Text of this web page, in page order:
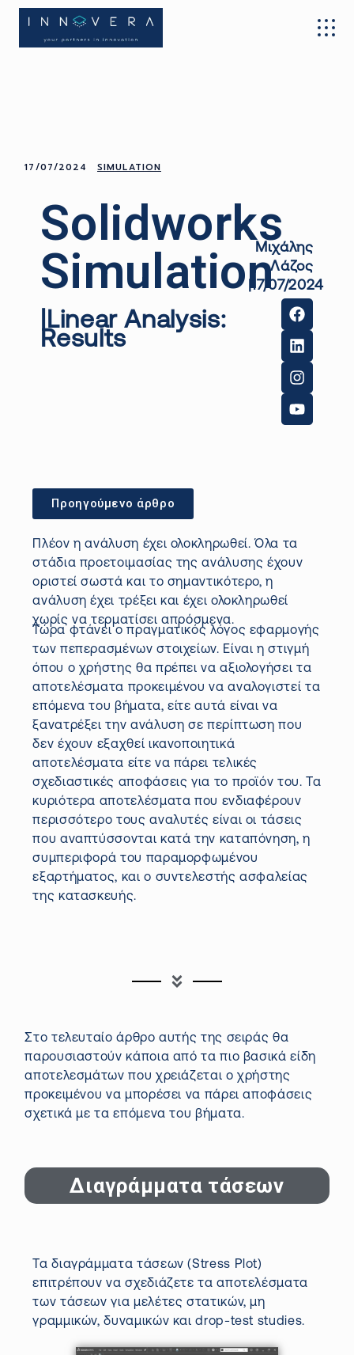
17/07/2024 SIMULATION
Solidworks
Simulation
|Linear Analysis:
Results
Μιχάλης
Λάζος
|17/07/2024
Προηγούμενο άρθρο
Πλέον η ανάλυση έχει ολοκληρωθεί. Όλα τα
στάδια προετοιμασίας της ανάλυσης έχουν
οριστεί σωστά και το σημαντικότερο, η
ανάλυση έχει τρέξει και έχει ολοκληρωθεί
χωρίς να τερματίσει απρόσμενα.
Τώρα φτάνει ο πραγματικός λόγος εφαρμογής
των πεπερασμένων στοιχείων. Είναι η στιγμή
όπου ο χρήστης θα πρέπει να αξιολογήσει τα
αποτελέσματα προκειμένου να αναλογιστεί τα
επόμενα του βήματα, είτε αυτά είναι να
ξανατρέξει την ανάλυση σε περίπτωση που
δεν έχουν εξαχθεί ικανοποιητικά
αποτελέσματα είτε να πάρει τελικές
σχεδιαστικές αποφάσεις για το προϊόν του. Τα
κυριότερα αποτελέσματα που ενδιαφέρουν
περισσότερο τους αναλυτές είναι οι τάσεις
που αναπτύσσονται κατά την καταπόνηση, η
συμπεριφορά του παραμορφωμένου
εξαρτήματος, και ο συντελεστής ασφαλείας
της κατασκευής.
Στο τελευταίο άρθρο αυτής της σειράς θα
παρουσιαστούν κάποια από τα πιο βασικά είδη
αποτελεσμάτων που χρειάζεται ο χρήστης
προκειμένου να μπορέσει να πάρει αποφάσεις
σχετικά με τα επόμενα του βήματα.
Διαγράμματα τάσεων
Τα διαγράμματα τάσεων (Stress Plot)
επιτρέπουν να σχεδιάζετε τα αποτελέσματα
των τάσεων για μελέτες στατικών, μη
γραμμικών, δυναμικών και drop-test studies.